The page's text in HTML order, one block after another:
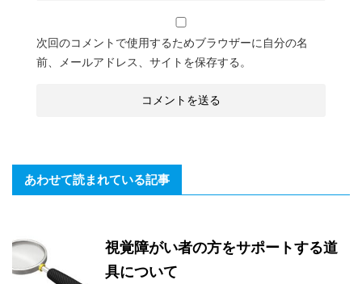
次回のコメントで使用するためブラウザーに自分の名
前、メールアドレス、サイトを保存する。
あわせて読まれている記事
視覚障がい者の方をサポートする道
具について